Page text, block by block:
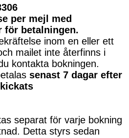
per mejl med
för betalningen.
inom en eller ett
mailet inte återfinns i
kontakta bokningen.
senast 7 dagar efter
separat för varje bokning
Detta styrs sedan